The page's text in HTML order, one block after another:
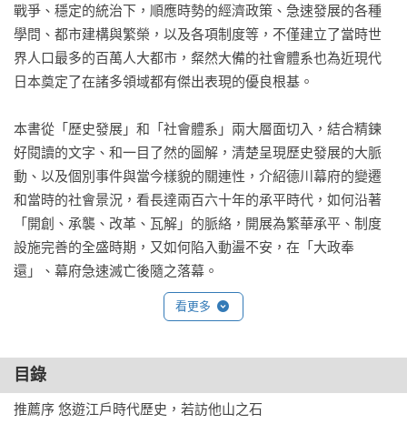
戰爭、穩定的統治下，順應時勢的經濟政策、急速發展的各種
學問、都市建構與繁榮，以及各項制度等，不僅建立了當時世
界人口最多的百萬人大都市，粲然大備的社會體系也為近現代
日本奠定了在諸多領域都有傑出表現的優良根基。
本書從「歷史發展」和「社會體系」兩大層面切入，結合精鍊
好閱讀的文字、和一目了然的圖解，清楚呈現歷史發展的大脈
動、以及個別事件與當今樣貌的關連性，介紹德川幕府的變遷
和當時的社會景況，看長達兩百六十年的承平時代，如何沿著
「開創、承襲、改革、瓦解」的脈絡，開展為繁華承平、制度
設施完善的全盛時期，又如何陷入動盪不安，在「大政奉
還」、幕府急速滅亡後隨之落幕。
看更多
目錄
推薦序 悠遊江戶時代歷史，若訪他山之石